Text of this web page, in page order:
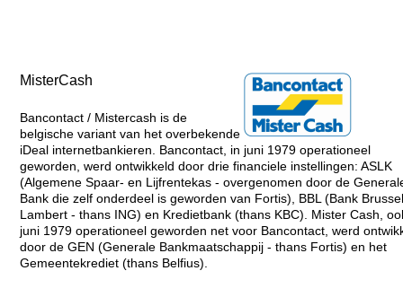
MisterCash
Bancontact / Mistercash is de
belgische variant van het overbekende
iDeal internetbankieren. Bancontact, in juni 1979 operationeel
geworden, werd ontwikkeld door drie financiele instellingen: ASLK
(Algemene Spaar- en Lijfrentekas - overgenomen door de
Bank die zelf onderdeel is geworden van Fortis), BBL (Bank
Lambert - thans ING) en Kredietbank (thans KBC). Mister Cash,
juni 1979 operationeel geworden net voor Bancontact, werd
door de GEN (Generale Bankmaatschappij - thans Fortis) en het
Gemeentekrediet (thans Belfius).